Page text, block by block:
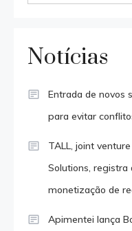
Notícias
Entrada de novos
para evitar
TALL, joint
Solutions, registra
monetização de
Apimentei lança